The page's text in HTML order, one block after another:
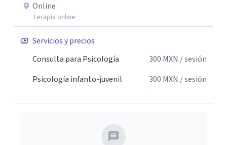
Online
Terapia online
Servicios y precios
Consulta para Psicología
300 MXN / sesión
Psicología infanto-juvenil
300 MXN / sesión